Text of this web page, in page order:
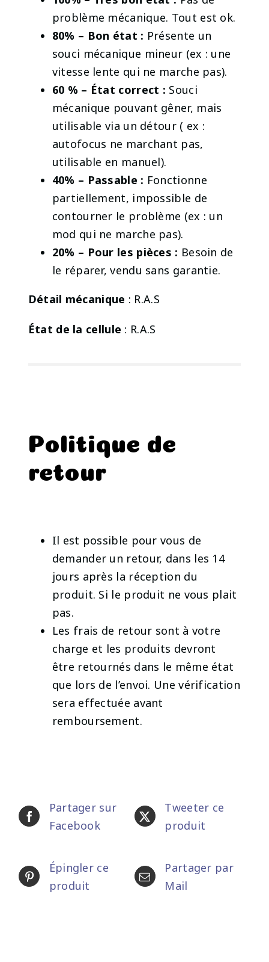
problème mécanique. Tout est ok.
80% – Bon état : Présente un
souci mécanique mineur (ex : une
vitesse lente qui ne marche pas).
60 % – État correct : Souci
mécanique pouvant gêner, mais
utilisable via un détour ( ex :
autofocus ne marchant pas,
utilisable en manuel).
40% – Passable : Fonctionne
partiellement, impossible de
contourner le problème (ex : un
mod qui ne marche pas).
20% – Pour les pièces : Besoin de
le réparer, vendu sans garantie.
Détail mécanique : R.A.S
État de la cellule : R.A.S
Politique de
retour
Il est possible pour vous de
demander un retour, dans les 14
jours après la réception du
produit. Si le produit ne vous plait
pas.
Les frais de retour sont à votre
charge et les produits devront
être retournés dans le même état
que lors de l’envoi. Une vérification
sera effectuée avant
remboursement.
Partager sur
Facebook
Tweeter ce
produit
Épingler ce
produit
Partager par
Mail